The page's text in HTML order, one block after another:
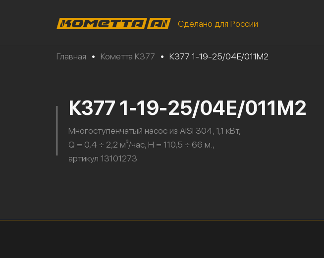
Сделано для России
Главная • Кометта К377 • К377 1-19-25/04Е/011М2
К377 1-19-25/04Е/011М2
Многоступенчатый насос из AISI 304, 1,1 кВт,
Q = 0,4 ÷ 2,2 м³/час, H = 110,5 ÷ 66 м.,
артикул 13101273